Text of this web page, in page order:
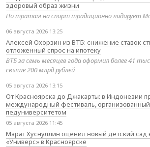
здоровый образ жизни
По тратам на спорт традиционно лидирует
06 августа 2026 13:25
Алексей Охорзин из ВТБ: снижение ставок
отложенный спрос на ипотеку
ВТБ за семь месяцев года оформил более 41
свыше 200 млрд рублей
05 августа 2026 13:15
От Красноярска до Джакарты: в Индонезии
международный фестиваль,
педуниверситетом
05 августа 2026 11:45
Марат Хуснуллин оценил новый детский
«Универс» в Красноярске